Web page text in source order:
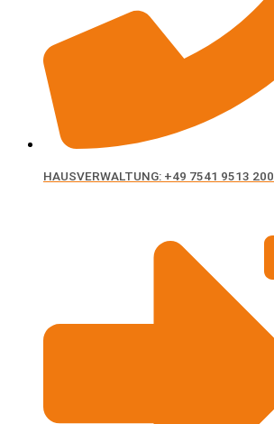
HAUSVERWALTUNG: +49 7541 9513 200